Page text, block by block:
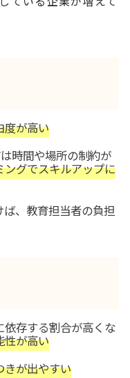
度が高い
時間や場所の制約が
ングでスキルアップに
、教育担当者の負担
存する割合が高くな
性が高い
きが出やすい